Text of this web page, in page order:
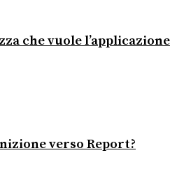
che vuole l’applicazione
verso Report?